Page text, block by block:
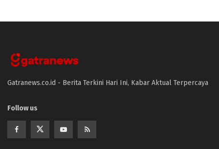
Gatranews.co.id - Berita Terkini Hari Ini, Kabar Aktual Terpercaya
Follow us